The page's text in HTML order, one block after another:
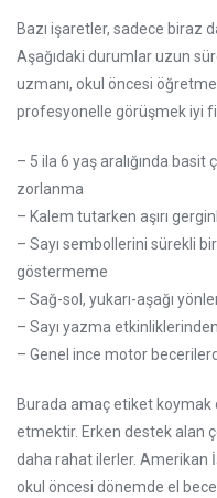
Bazı işaretler, sadece biraz
Aşağıdaki durumlar uzun
uzmanı, okul öncesi
profesyonelle görüşmek iyi
– 5 ila 6 yaş aralığında
zorlanma
– Kalem tutarken aşırı
– Sayı sembollerini sürekli
göstermeme
– Sağ-sol, yukarı-aşağı
– Sayı yazma
– Genel ince motor
Burada amaç etiket koymak
etmektir. Erken destek alan
daha rahat ilerler. Amerikan
okul öncesi dönemde el